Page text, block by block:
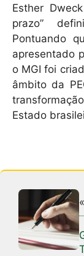
Esther
prazo”
Pontuando
apresentado
o MGI foi
âmbito da
Estado